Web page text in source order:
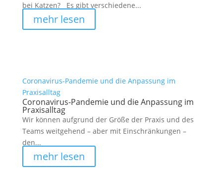
bei Katzen? Es gibt verschiedene...
mehr lesen
Coronavirus-Pandemie und die Anpassung im
Praxisalltag
Coronavirus-Pandemie und die Anpassung im
Praxisalltag
Wir können aufgrund der Größe der Praxis und des
Teams weitgehend – aber mit Einschränkungen –
den...
mehr lesen